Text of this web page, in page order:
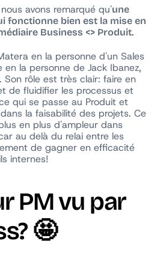
avons remarqué qu'une
fonctionne bien est la mise en
Business <> Produit.
en la personne d'un Sales
la personne de Jack Ibanez,
rôle est très clair: faire en
de fluidifier les processus et
qui se passe au Produit et
la faisabilité des projets. Ce
en plus d'ampleur dans
au delà du relai entre les
de gagner en efficacité
internes!
PM vu par
🤩